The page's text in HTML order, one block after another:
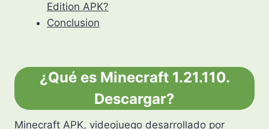
Edition APK?
Conclusion
¿Qué es Minecraft 1.21.110.
Descargar?
Minecraft APK, videojuego desarrollado por